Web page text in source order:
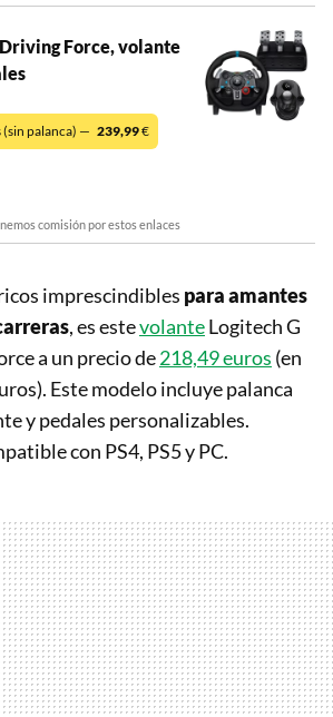
Driving Force, volante
(sin palanca) — 239,99€
comisión por estos enlaces
imprescindibles para amantes
, es estevolanteLogitech G
a un precio de218,49 euros (en
Este modelo incluye palanca
y pedales personalizables.
con PS4, PS5 y PC.